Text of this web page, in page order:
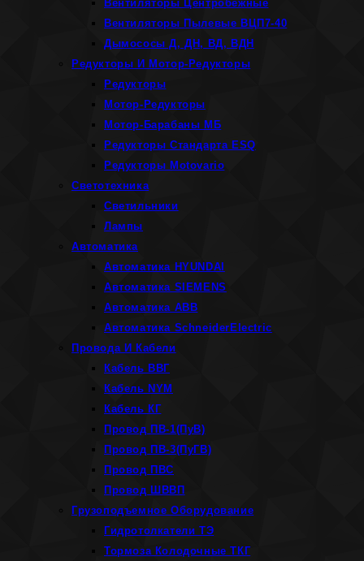
Вентиляторы Центробежные
Вентиляторы Пылевые ВЦП7-40
Дымососы Д, ДН, ВД, ВДН
Редукторы И Мотор-Редукторы
Редукторы
Мотор-Редукторы
Мотор-Барабаны МБ
Редукторы Стандарта ESQ
Редукторы Motovario
Светотехника
Светильники
Лампы
Автоматика
Автоматика HYUNDAI
Автоматика SIEMENS
Автоматика ABB
Автоматика SchneiderElectric
Провода И Кабели
Кабель ВВГ
Кабель NYM
Кабель КГ
Провод ПВ-1(ПуВ)
Провод ПВ-3(ПуГВ)
Провод ПВС
Провод ШВВП
Грузоподъемное Оборудование
Гидротолкатели ТЭ
Тормоза Колодочные ТКГ